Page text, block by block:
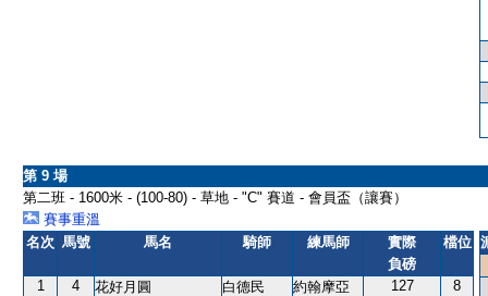
第 9 場
第二班 - 1600米 - (100-80) - 草地 - "C" 賽道 - 會員盃（讓賽）
賽事重溫
名次 馬號 馬名 騎師 練馬師
實際
負磅
檔位
1 4 花好月圓 白德民 約翰摩亞 127
8